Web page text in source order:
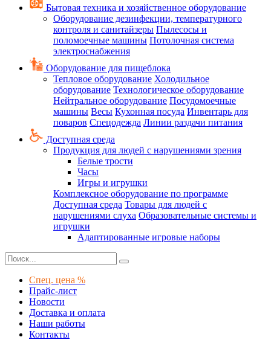
Бытовая техника и хозяйственное оборудование
Оборудование дезинфекции, температурного
контроля и санитайзеры Пылесосы и
поломоечные машины Потолочная система
электроснабжения
Оборудование для пищеблока
Тепловое оборудование Холодильное
оборудование Технологическое оборудование
Нейтральное оборудование Посудомоечные
машины Весы Кухонная посуда Инвентарь для
поваров Спецодежда Линии раздачи питания
Доступная среда
Продукция для людей с нарушениями зрения
Белые трости
Часы
Игры и игрушки
Комплексное оборудование по программе
Доступная среда Товары для людей с
нарушениями слуха Образовательные системы и
игрушки
Адаптированные игровые наборы
Спец. цена %
Прайс-лист
Новости
Доставка и оплата
Наши работы
Контакты